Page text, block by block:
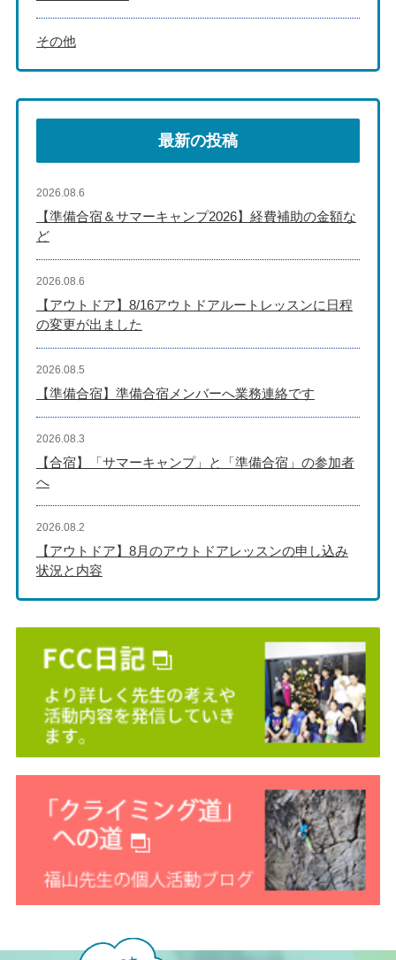
その他
最新の投稿
【準備合宿＆サマーキャンプ2026】経費補助の金額な
ど
2026.08.6
【アウトドア】8/16アウトドアルートレッスンに日程
の変更が出ました
2026.08.6
【準備合宿】準備合宿メンバーへ業務連絡です
2026.08.5
【合宿】「サマーキャンプ」と「準備合宿」の参加者
へ
2026.08.3
【アウトドア】8月のアウトドアレッスンの申し込み
状況と内容
2026.08.2